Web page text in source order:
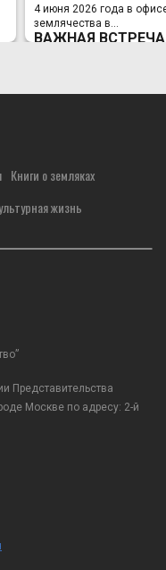
4 июня 2026 года в
землячества в...
ВАЖНАЯ
работы, ВРИО атамана
Книги о земляках
жизнь
Представительства
Москве по адресу: 2-й